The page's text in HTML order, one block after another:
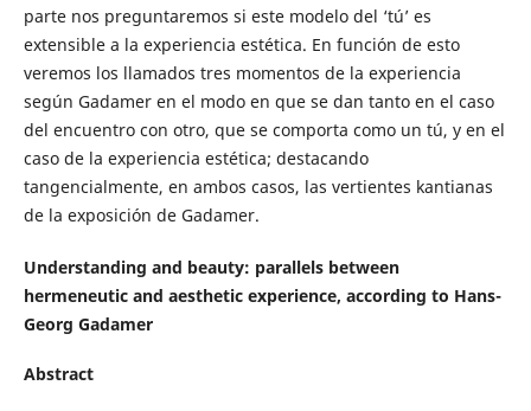
parte nos preguntaremos si este modelo del ‘tú’ es
extensible a la experiencia estética. En función de esto
veremos los llamados tres momentos de la experiencia
según Gadamer en el modo en que se dan tanto en el caso
del encuentro con otro, que se comporta como un tú, y en el
caso de la experiencia estética; destacando
tangencialmente, en ambos casos, las vertientes kantianas
de la exposición de Gadamer.
Understanding and beauty: parallels between
hermeneutic and aesthetic experience, according to Hans-
Georg Gadamer
Abstract